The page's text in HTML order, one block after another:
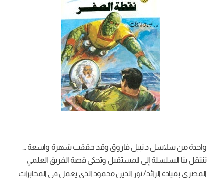
واحدة من سلاسل د.نبيل فاروق وقد حققت شهرة واسعة …
تنتقل بنا السلسلة إلى المستقبل وتحكى قصة الفريق العلمي
المصري بقيادة الرائد/ نور الدين محمود الذى يعمل فى المخابرات